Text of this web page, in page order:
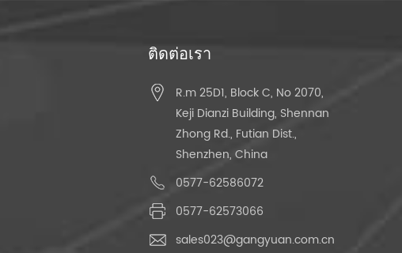
ติดต่อเรา
R.m 25D1, Block C, No 2070,
Keji Dianzi Building, Shennan
Zhong Rd., Futian Dist.,
Shenzhen, China
0577-62586072
0577-62573066
sales023@gangyuan.com.cn